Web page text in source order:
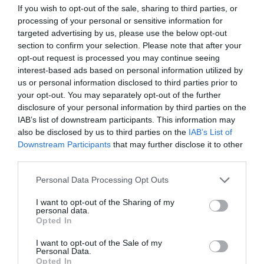
If you wish to opt-out of the sale, sharing to third parties, or
processing of your personal or sensitive information for
targeted advertising by us, please use the below opt-out
section to confirm your selection. Please note that after your
opt-out request is processed you may continue seeing
interest-based ads based on personal information utilized by
us or personal information disclosed to third parties prior to
your opt-out. You may separately opt-out of the further
disclosure of your personal information by third parties on the
IAB’s list of downstream participants. This information may
also be disclosed by us to third parties on the IAB’s List of
Downstream Participants that may further disclose it to other
Personal Data Processing Opt Outs
I want to opt-out of the Sharing of my
personal data.
Opted In
I want to opt-out of the Sale of my
Personal Data.
Opted In
Mokslininkai pasitelkė tarantulus,
norėdami ištirti žmonių baimes
Paieškos rezultatai:
Žymos
Keletas įdomių faktų apie futbolą
1. 1994 m. pasaulio futbolo čempionate daugiausiai įvarčių per
Kamerūno rungtynes įmušė Olegas Salenka – 5. Rungtynių rezultatas
2. Didžiausia persvara pasiekti laimėjimai pasaulio futbolo čempionatų
istorija
Tikriausiai niekas nėra girdėjęs stulbinamos Aleksėjaus
Maresejevo istorijos. Tapęs naikintuvo pilotu, savo pirmuosius
atliko 1941 m., pasižymėjo, kaip puikus pilotas. Tačiau 1942 m.